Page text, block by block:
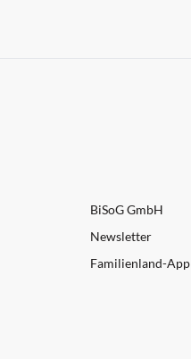
BiSoG GmbH
Newsletter
Familienland-App